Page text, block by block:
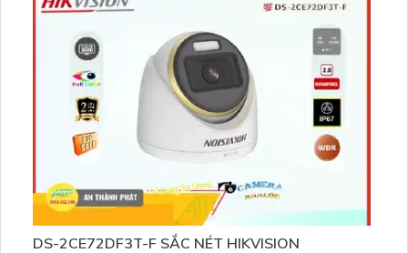
thêm 4 camera IP, phù hợp cho việc giám sát trong kho
hàng, nhà xưởng
DS-2CE72DF3T-F SẮC NÉT HIKVISION